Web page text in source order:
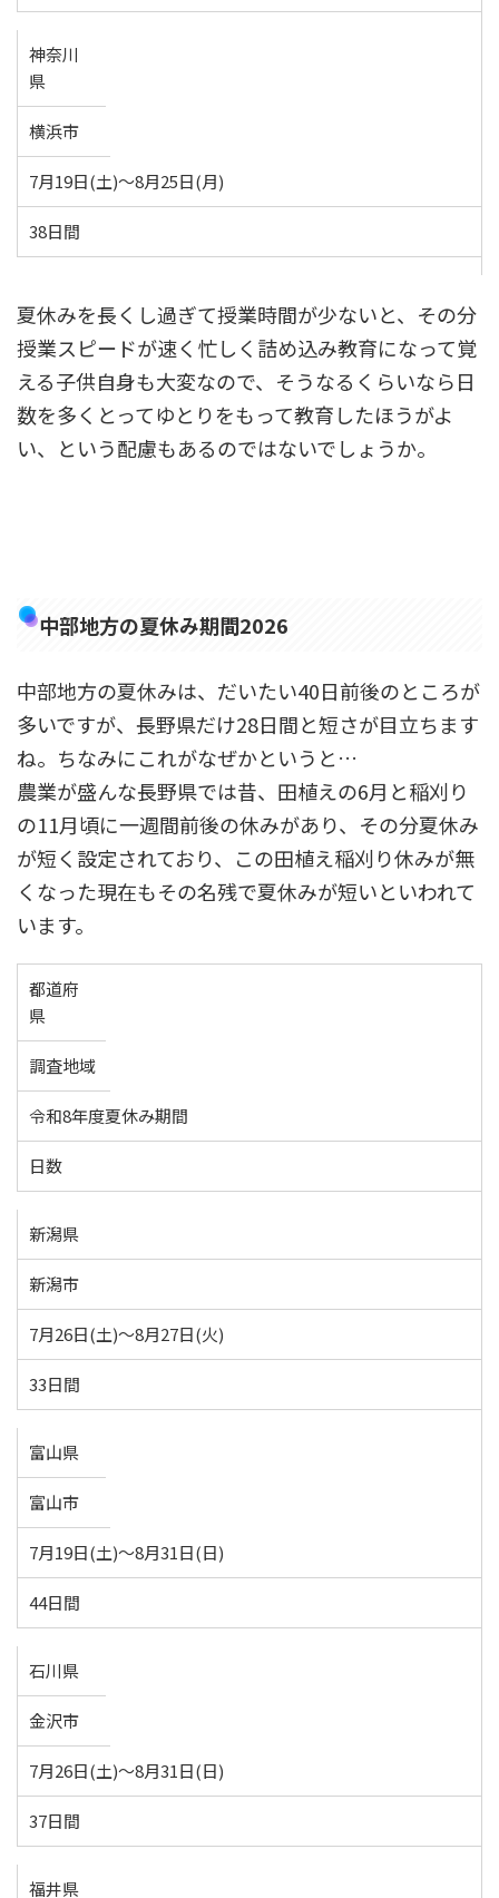
神奈川
県
横浜市
7月19日(土)～8月25日(月)
38日間
夏休みを長くし過ぎて授業時間が少ないと、その分
授業スピードが速く忙しく詰め込み教育になって覚
える子供自身も大変なので、そうなるくらいなら日
数を多くとってゆとりをもって教育したほうがよ
い、という配慮もあるのではないでしょうか。
中部地方の夏休み期間2026
中部地方の夏休みは、だいたい40日前後のところが
多いですが、長野県だけ28日間と短さが目立ちます
ね。ちなみにこれがなぜかというと…
農業が盛んな長野県では昔、田植えの6月と稲刈り
の11月頃に一週間前後の休みがあり、その分夏休み
が短く設定されており、この田植え稲刈り休みが無
くなった現在もその名残で夏休みが短いといわれて
います。
都道府
県
調査地域
令和8年度夏休み期間
日数
新潟県
新潟市
7月26日(土)～8月27日(火)
33日間
富山県
富山市
7月19日(土)～8月31日(日)
44日間
石川県
金沢市
7月26日(土)～8月31日(日)
37日間
福井県